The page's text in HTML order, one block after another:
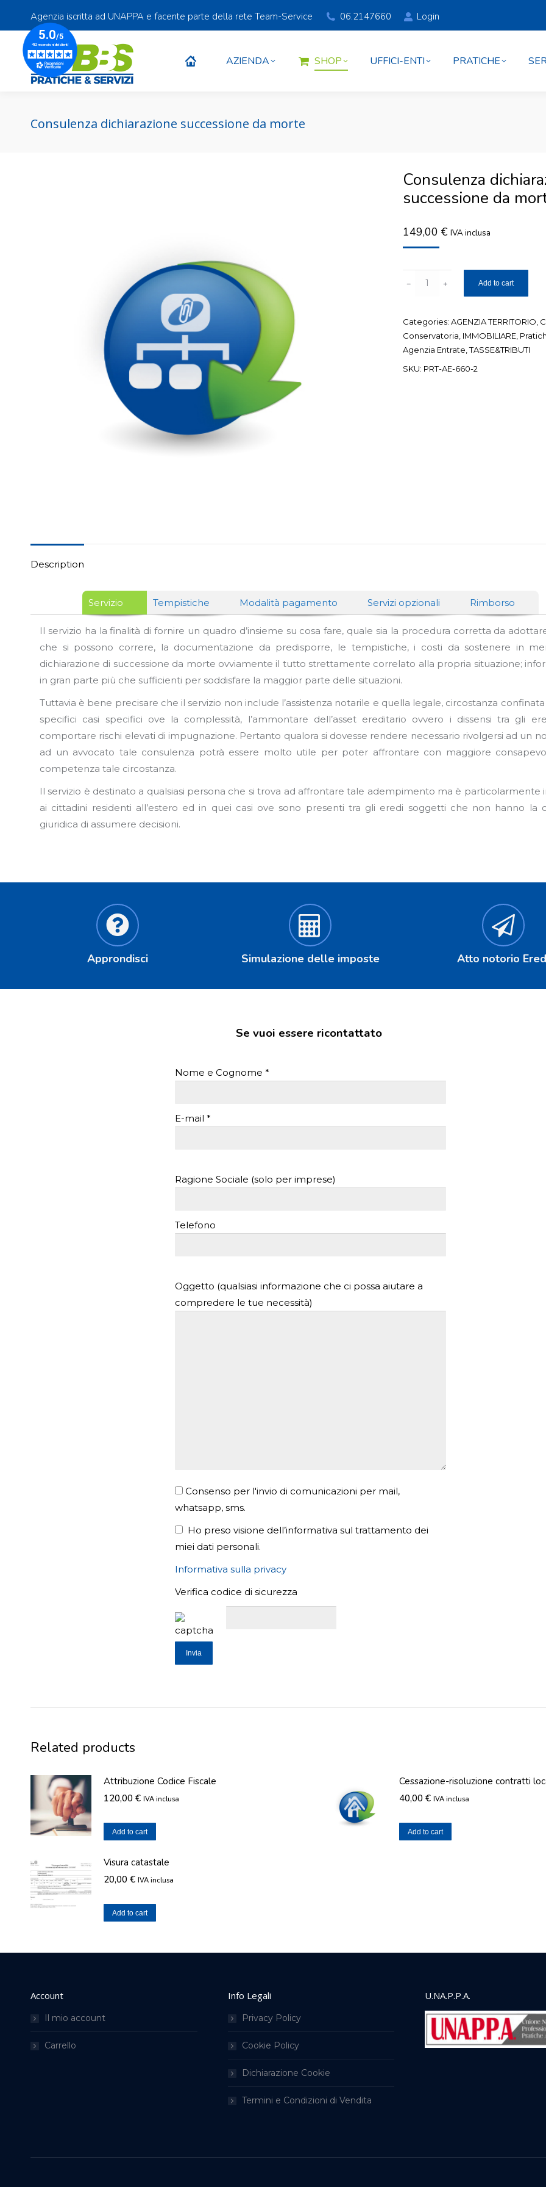
Agenzia iscritta ad UNAPPA e facente parte della rete Team-Service 06.2147660 Login
AZIENDA SHOP UFFICI-ENTI PRATICHE
Consulenza dichiarazione successione da morte
Consulenza
successione da
149,00€ IVA inclusa
Consulenza
da
Add to cart
Categories:AGENZIA TERRITORIO
Conservatoria IMMOBILIARE
Agenzia Entrate ,TASSE&TRIBUTI
SKU: PRT-AE-660-2
Description
Servizio Tempistiche Modalità pagamento Servizi opzionali Rimborso
Il servizio ha la finalità di fornire un quadro d’insieme su cosa fare, quale sia la procedura corretta da
che si possono correre, la documentazione da predisporre, le tempistiche, i costi da sostenere in
dichiarazione di successione da morte ovviamente il tutto strettamente correlato alla propria situazione;
in gran parte più che sufficienti per soddisfare la maggior parte delle situazioni.
Tuttavia è bene precisare che il servizio non include l’assistenza notarile e quella legale, circostanza
specifici casi specifici ove la complessità, l’ammontare dell’asset ereditario ovvero i dissensi tra gli
comportare rischi elevati di impugnazione. Pertanto qualora si dovesse rendere necessario rivolgersi ad un
ad un avvocato tale consulenza potrà essere molto utile per poter affrontare con maggiore
competenza tale circostanza.
Il servizio è destinato a qualsiasi persona che si trova ad affrontare tale adempimento ma è particolarmente
ai cittadini residenti all’estero ed in quei casi ove sono presenti tra gli eredi soggetti che non hanno la
giuridica di assumere decisioni.
Approndisci Simulazione delle imposte Atto notorio
Se vuoi essere ricontattato
Nome e Cognome *
E-mail *
Ragione Sociale (solo per imprese)
Telefono
Oggetto (qualsiasi informazione che ci possa aiutare a
compredere le tue necessità)
Consenso per l'invio di comunicazioni per mail,
whatsapp, sms.
Ho preso visione dell’informativa sul trattamento dei
miei dati personali.
Informativa sulla privacy
Verifica codice di sicurezza
Related products
Attribuzione Codice Fiscale
120,00 € IVA inclusa
Add to cart
Cessazione-risoluzione contratti
40,00 € IVA inclusa
Add to cart
Visura catastale
20,00 € IVA inclusa
Add to cart
Account
Il mio account
Carrello
Info Legali
Privacy Policy
Cookie Policy
Dichiarazione Cookie
Termini e Condizioni di Vendita
U.NA.P.P.A.
AZIENDA SHOP UFFICI-ENTI